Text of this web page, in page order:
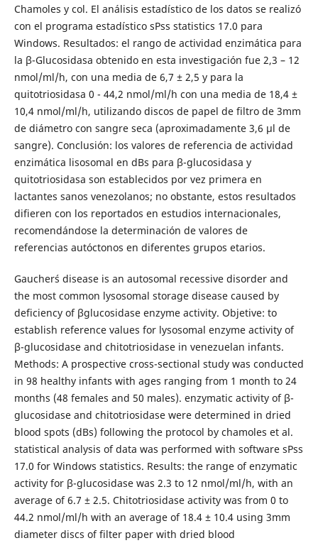
Chamoles y col. El análisis estadístico de los datos se realizó
con el programa estadístico sPss statistics 17.0 para
Windows. Resultados: el rango de actividad enzimática para
la β-Glucosidasa obtenido en esta investigación fue 2,3 – 12
nmol/ml/h, con una media de 6,7 ± 2,5 y para la
quitotriosidasa 0 - 44,2 nmol/ml/h con una media de 18,4 ±
10,4 nmol/ml/h, utilizando discos de papel de filtro de 3mm
de diámetro con sangre seca (aproximadamente 3,6 µl de
sangre). Conclusión: los valores de referencia de actividad
enzimática lisosomal en dBs para β-glucosidasa y
quitotriosidasa son establecidos por vez primera en
lactantes sanos venezolanos; no obstante, estos resultados
difieren con los reportados en estudios internacionales,
recomendándose la determinación de valores de
referencias autóctonos en diferentes grupos etarios.
Gaucher´s disease is an autosomal recessive disorder and
the most common lysosomal storage disease caused by
deficiency of βglucosidase enzyme activity. Objetive: to
establish reference values for lysosomal enzyme activity of
β-glucosidase and chitotriosidase in venezuelan infants.
Methods: A prospective cross-sectional study was conducted
in 98 healthy infants with ages ranging from 1 month to 24
months (48 females and 50 males). enzymatic activity of β-
glucosidase and chitotriosidase were determined in dried
blood spots (dBs) following the protocol by chamoles et al.
statistical analysis of data was performed with software sPss
17.0 for Windows statistics. Results: the range of enzymatic
activity for β-glucosidase was 2.3 to 12 nmol/ml/h, with an
average of 6.7 ± 2.5. Chitotriosidase activity was from 0 to
44.2 nmol/ml/h with an average of 18.4 ± 10.4 using 3mm
diameter discs of filter paper with dried blood